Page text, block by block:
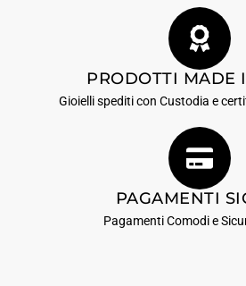
PRODOTTI MADE
Gioielli spediti con Custodia e
PAGAMENTI
Pagamenti Comodi e